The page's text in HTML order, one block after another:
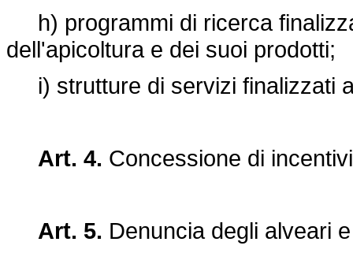
h) programmi di ricerca
dell'apicoltura e dei suoi prodotti;
i) strutture di servizi finalizzati
Art. 4. Concessione di
Art. 5. Denuncia degli alveari